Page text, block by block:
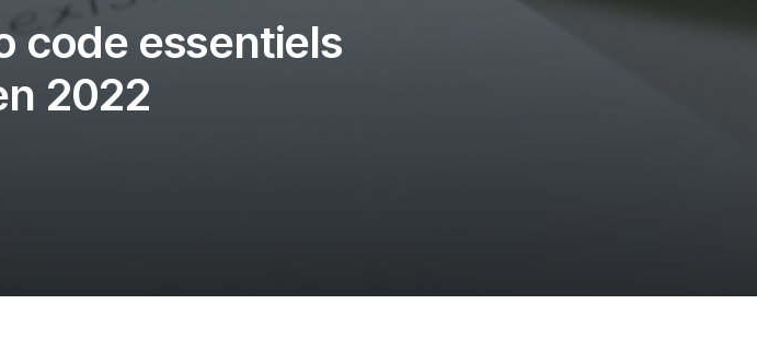
code essentiels
2022